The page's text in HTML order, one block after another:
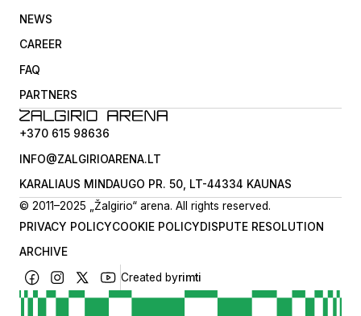
NEWS
CAREER
FAQ
PARTNERS
+370 615 98636
INFO@ZALGIRIOARENA.LT
KARALIAUS MINDAUGO PR. 50, LT-44334 KAUNAS
© 2011–2025 „Žalgirio“ arena. All rights reserved.
PRIVACY POLICYCOOKIE POLICYDISPUTE RESOLUTION
ARCHIVE
Created byrimti